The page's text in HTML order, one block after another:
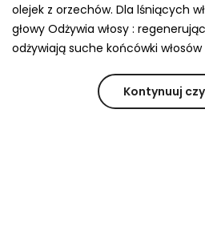
olejek z orzechów. Dla lśniących
głowy Odżywia włosy :
odżywiają suche końcówki
Kontynuuj